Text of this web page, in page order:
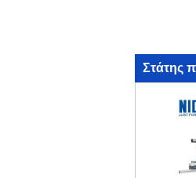
Στάτης